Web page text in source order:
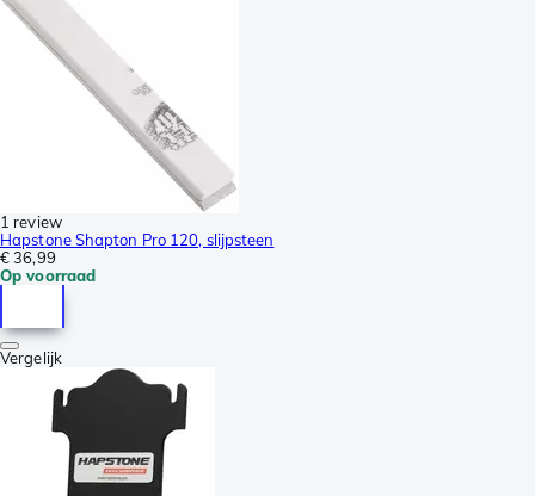
1 review
Hapstone Shapton Pro 120, slijpsteen
€ 36,99
Op voorraad
Vergelijk